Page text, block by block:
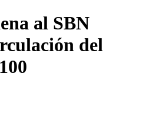
al SBN
del